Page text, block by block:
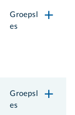
Groepsl
es
Groepsl
es